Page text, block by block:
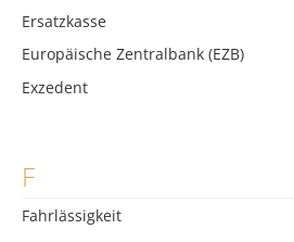
Ersatzkasse
Europäische Zentralbank (EZB)
Exzedent
F
Fahrlässigkeit